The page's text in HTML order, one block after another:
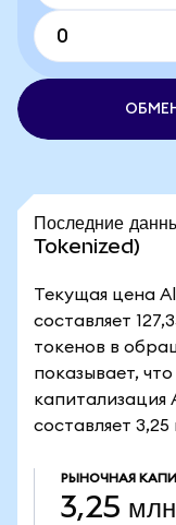
Последние
Tokenized)
Текущая цена
составляет
токенов в
показывает,
капитализация
составляет 3,25
РЫНОЧНАЯ
3,25